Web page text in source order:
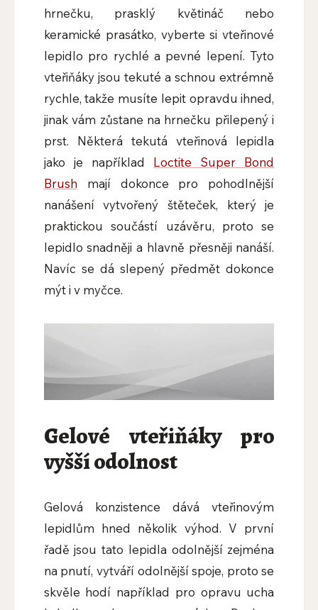
hrnečku, prasklý květináč nebo
keramické prasátko, vyberte si vteřinové
lepidlo pro rychlé a pevné lepení. Tyto
vteřiňáky jsou tekuté a schnou extrémně
rychle, takže musíte lepit opravdu ihned,
jinak vám zůstane na hrnečku přilepený i
prst. Některá tekutá vteřinová lepidla
jako je například Loctite Super Bond
Brush mají dokonce pro pohodlnější
nanášení vytvořený štěteček, který je
praktickou součástí uzávěru, proto se
lepidlo snadněji a hlavně přesněji nanáší.
Navíc se dá slepený předmět dokonce
mýt i v myčce.
Gelové vteřiňáky pro
vyšší odolnost
Gelová konzistence dává vteřinovým
lepidlům hned několik výhod. V první
řadě jsou tato lepidla odolnější zejména
na pnutí, vytváří odolnější spoje, proto se
skvěle hodí například pro opravu ucha